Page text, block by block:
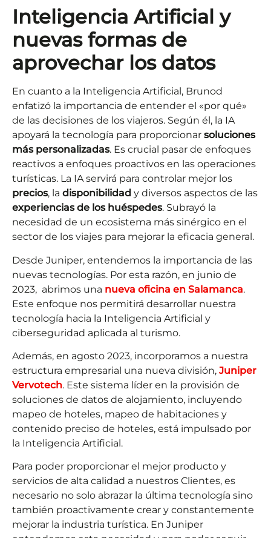
Inteligencia Artificial y
nuevas formas de
aprovechar los datos
En cuanto a la Inteligencia Artificial, Brunod
enfatizó la importancia de entender el «por qué»
de las decisiones de los viajeros. Según él, la IA
apoyará la tecnología para proporcionar soluciones
más personalizadas. Es crucial pasar de enfoques
reactivos a enfoques proactivos en las operaciones
turísticas. La IA servirá para controlar mejor los
precios, la disponibilidad y diversos aspectos de las
experiencias de los huéspedes. Subrayó la
necesidad de un ecosistema más sinérgico en el
sector de los viajes para mejorar la eficacia general.
Desde Juniper, entendemos la importancia de las
nuevas tecnologías. Por esta razón, en junio de
2023, abrimos una nueva oficina en Salamanca.
Este enfoque nos permitirá desarrollar nuestra
tecnología hacia la Inteligencia Artificial y
ciberseguridad aplicada al turismo.
Además, en agosto 2023, incorporamos a nuestra
estructura empresarial una nueva división, Juniper
Vervotech. Este sistema líder en la provisión de
soluciones de datos de alojamiento, incluyendo
mapeo de hoteles, mapeo de habitaciones y
contenido preciso de hoteles, está impulsado por
la Inteligencia Artificial.
Para poder proporcionar el mejor producto y
servicios de alta calidad a nuestros Clientes, es
necesario no solo abrazar la última tecnología sino
también proactivamente crear y constantemente
mejorar la industria turística. En Juniper